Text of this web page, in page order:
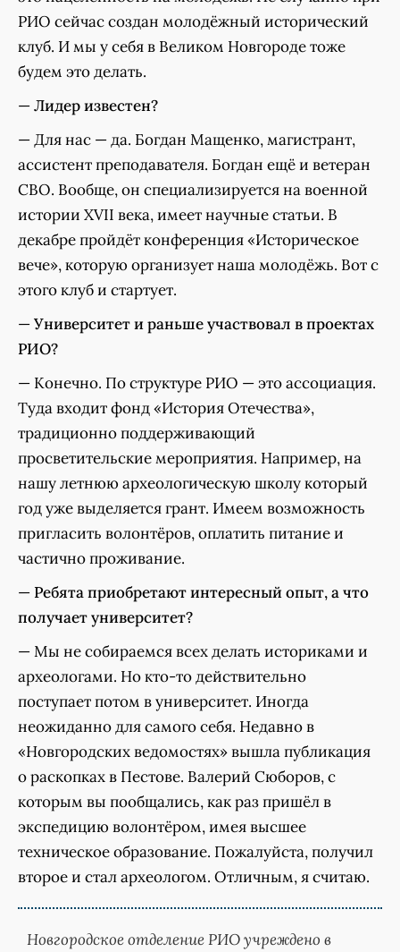
РИО сейчас создан молодёжный исторический
клуб. И мы у себя в Великом Новгороде тоже
будем это делать.
—Лидер известен?
— Для нас — да. Богдан Мащенко, магистрант,
ассистент преподавателя. Богдан ещё и ветеран
СВО. Вообще, он специализируется на военной
истории XVII века, имеет научные статьи. В
декабре пройдёт конференция «Историческое
вече», которую организует наша молодёжь. Вот с
этого клуб и стартует.
—Университет и раньше участвовал в проектах
РИО?
— Конечно. По структуре РИО — это ассоциация.
Туда входит фонд «История Отечества»,
традиционно поддерживающий
просветительские мероприятия. Например, на
нашу летнюю археологическую школу который
год уже выделяется грант. Имеем возможность
пригласить волонтёров, оплатить питание и
частично проживание.
— Ребята приобретают интересный опыт, а что
получает университет?
— Мы не собираемся всех делать историками и
археологами. Но кто-то действительно
поступает потом в университет. Иногда
неожиданно для самого себя. Недавно в
«Новгородских ведомостях» вышла публикация
о раскопках в Пестове. Валерий Сюборов, с
которым вы пообщались, как раз пришёл в
экспедицию волонтёром, имея высшее
техническое образование. Пожалуйста, получил
второе и стал археологом. Отличным, я считаю.
Новгородское отделение РИО учреждено в